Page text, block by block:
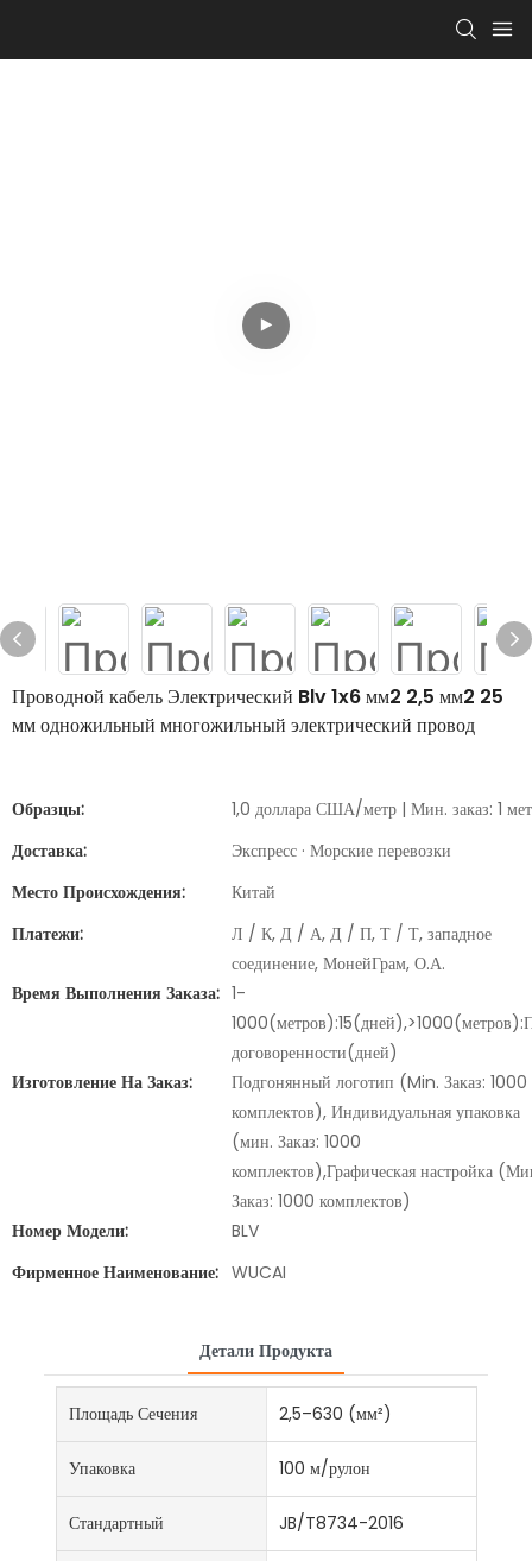
Проводной кабель Электрический Blv 1x6 мм2 2,5 мм2 25
мм одножильный многожильный электрический провод
Образцы:
1,0 доллара США/метр | Мин. заказ: 1
Доставка:
Экспресс · Морские перевозки
Место Происхождения:
Китай
Платежи:
Л / К, Д / А, Д / П, Т / Т, западное
соединение, МонейГрам, О.А.
Время Выполнения Заказа: 1-
договоренности(дней)
Изготовление На Заказ:
Подгонянный логотип (Min. Заказ: 1000
комплектов), Индивидуальная упаковка
(мин. Заказ: 1000
комплектов),Графическая настройка
Заказ: 1000 комплектов)
Номер Модели:
BLV
Фирменное Наименование: WUCAI
Детали Продукта
Площадь Сечения 2,5–630 (мм²)
Упаковка 100 м/рулон
Стандартный JB/T8734-2016